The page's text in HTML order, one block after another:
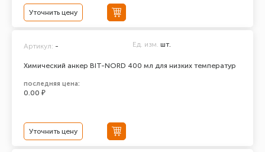
Уточнить цену
Химический анкер BIT-NORD 400 мл для низких температур
Артикул: - Ед. изм. шт.
последняя цена:
0.00 ₽
Уточнить цену